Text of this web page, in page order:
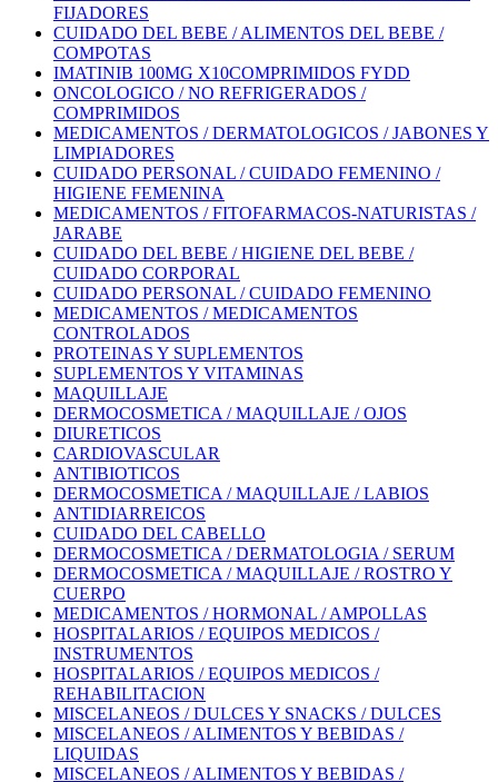
FIJADORES
CUIDADO DEL BEBE / ALIMENTOS DEL BEBE /
COMPOTAS
IMATINIB 100MG X10COMPRIMIDOS FYDD
ONCOLOGICO / NO REFRIGERADOS /
COMPRIMIDOS
MEDICAMENTOS / DERMATOLOGICOS / JABONES Y
LIMPIADORES
CUIDADO PERSONAL / CUIDADO FEMENINO /
HIGIENE FEMENINA
MEDICAMENTOS / FITOFARMACOS-NATURISTAS /
JARABE
CUIDADO DEL BEBE / HIGIENE DEL BEBE /
CUIDADO CORPORAL
CUIDADO PERSONAL / CUIDADO FEMENINO
MEDICAMENTOS / MEDICAMENTOS
CONTROLADOS
PROTEINAS Y SUPLEMENTOS
SUPLEMENTOS Y VITAMINAS
MAQUILLAJE
DERMOCOSMETICA / MAQUILLAJE / OJOS
DIURETICOS
CARDIOVASCULAR
ANTIBIOTICOS
DERMOCOSMETICA / MAQUILLAJE / LABIOS
ANTIDIARREICOS
CUIDADO DEL CABELLO
DERMOCOSMETICA / DERMATOLOGIA / SERUM
DERMOCOSMETICA / MAQUILLAJE / ROSTRO Y
CUERPO
MEDICAMENTOS / HORMONAL / AMPOLLAS
HOSPITALARIOS / EQUIPOS MEDICOS /
INSTRUMENTOS
HOSPITALARIOS / EQUIPOS MEDICOS /
REHABILITACION
MISCELANEOS / DULCES Y SNACKS / DULCES
MISCELANEOS / ALIMENTOS Y BEBIDAS /
LIQUIDAS
MISCELANEOS / ALIMENTOS Y BEBIDAS /